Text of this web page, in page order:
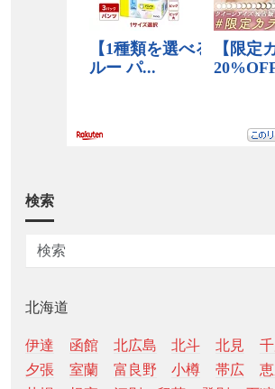
検索
北海道
伊達 函館 北広島 北斗 北見
夕張
室蘭 富良野 小樽 帯広